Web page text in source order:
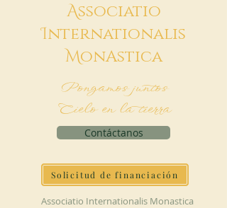
Associatio
Internationalis
MonAstica
Pongamos juntos
Cielo en la tierra
Contáctanos
Solicitud de financiación
Associatio Internationalis Monastica